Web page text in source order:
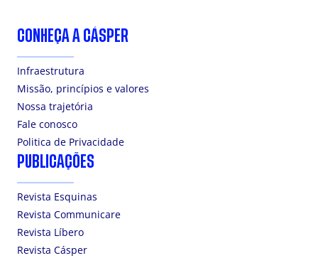
CONHEÇA A CÁSPER
Infraestrutura
Missão, princípios e valores
Nossa trajetória
Fale conosco
Politica de Privacidade
PUBLICAÇÕES
Revista Esquinas
Revista Communicare
Revista Líbero
Revista Cásper